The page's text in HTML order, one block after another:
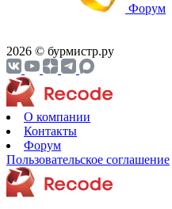
Форум
2026 © бурмистр.ру
О компании
Контакты
Форум
Пользовательское соглашение